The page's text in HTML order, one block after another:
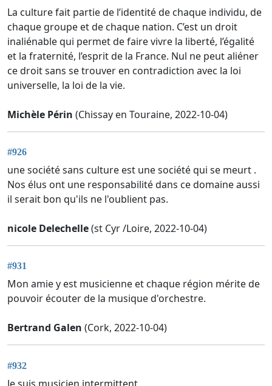
La culture fait partie de l’identité de chaque individu, de
chaque groupe et de chaque nation. C’est un droit
inaliénable qui permet de faire vivre la liberté, l’égalité
et la fraternité, l’esprit de la France. Nul ne peut aliéner
ce droit sans se trouver en contradiction avec la loi
universelle, la loi de la vie.
Michèle Périn (Chissay en Touraine, 2022-10-04)
#926
une société sans culture est une société qui se meurt .
Nos élus ont une responsabilité dans ce domaine aussi
il serait bon qu'ils ne l'oublient pas.
nicole Delechelle(st Cyr /Loire, 2022-10-04)
#931
Mon amie y est musicienne et chaque région mérite de
pouvoir écouter de la musique d'orchestre.
Bertrand Galen (Cork, 2022-10-04)
#932
Je suis musicien intermittent